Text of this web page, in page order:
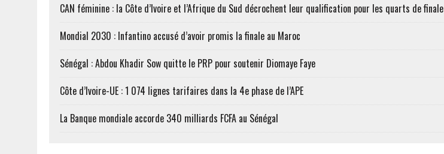
CAN féminine : la Côte d’Ivoire et l’Afrique du Sud décrochent leur qualification pour les quarts de finale
Mondial 2030 : Infantino accusé d’avoir promis la finale au Maroc
Sénégal : Abdou Khadir Sow quitte le PRP pour soutenir Diomaye Faye
Côte d’Ivoire-UE : 1 074 lignes tarifaires dans la 4e phase de l’APE
La Banque mondiale accorde 340 milliards FCFA au Sénégal